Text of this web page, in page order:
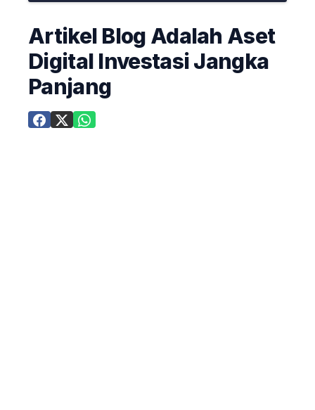
Artikel Blog Adalah Aset
Digital Investasi Jangka
Panjang